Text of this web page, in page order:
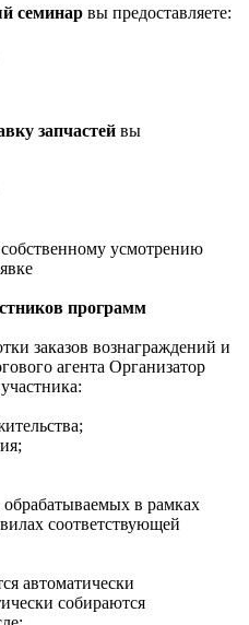
семинар вы предоставляете:
запчастей вы
усмотрению
программ
заказов вознаграждений и
агента Организатор
в рамках
соответствующей
автоматически
собираются